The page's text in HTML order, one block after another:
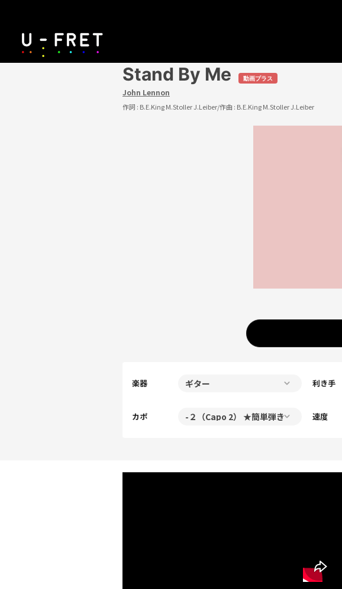
Stand By Me 動画プラス
John Lennon
作詞 : B.E.King M.Stoller J.Leiber/作曲 : B.E.King M.Stoller J.Leiber
楽器 利き手
カポ 速度